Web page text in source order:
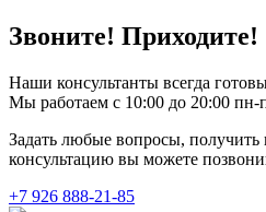
Звоните! Приходите!
Наши консультанты всегда
Мы работаем с 10:00 до 20:00 пн-
Задать любые вопросы,
консультацию вы можете
+7 926 888-21-85